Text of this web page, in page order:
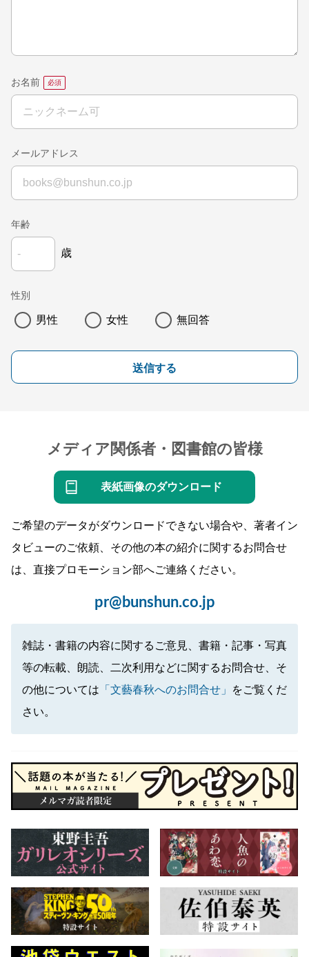
お名前
メールアドレス
年齢
歳
性別
男性 女性 無回答
送信する
メディア関係者・図書館の皆様
表紙画像のダウンロード
ご希望のデータがダウンロードできない場合や、著者イン
タビューのご依頼、その他の本の紹介に関するお問合せ
は、直接プロモーション部へご連絡ください。
pr@bunshun.co.jp
雑誌・書籍の内容に関するご意見、書籍・記事・写真
等の転載、朗読、二次利用などに関するお問合せ、そ
の他については 「文藝春秋へのお問合せ」
をご覧くだ
さい。